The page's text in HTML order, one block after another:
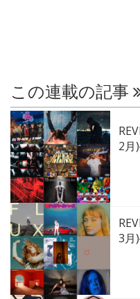
この連載の記事
2月
3月